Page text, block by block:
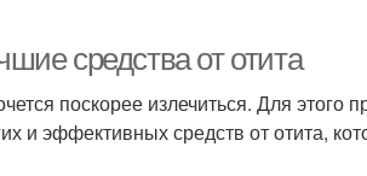
средства от отита
поскорее излечиться. Для этого
и эффективных средств от отита,